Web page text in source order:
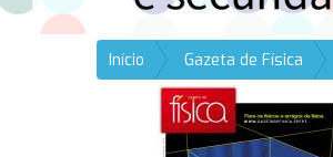
Início Gazeta de Física